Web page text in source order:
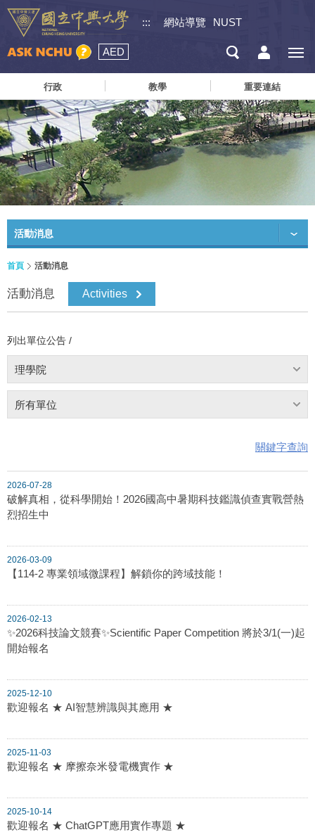
::: 網站導覽 NUST
AED
行政 教學 重要連結
活動消息
首頁 活動消息
活動消息 Activities
列出單位公告 /
理學院
所有單位
關鍵字查詢
2026-07-28
破解真相，從科學開始！2026國高中暑期科技鑑識偵查實戰營熱
烈招生中
2026-03-09
【114-2 專業領域微課程】解鎖你的跨域技能！
2026-02-13
✨2026科技論文競賽✨Scientific Paper Competition 將於3/1(一)起
開始報名
2025-12-10
歡迎報名 ★ AI智慧辨識與其應用 ★
2025-11-03
歡迎報名 ★ 摩擦奈米發電機實作 ★
2025-10-14
歡迎報名 ★ ChatGPT應用實作專題 ★